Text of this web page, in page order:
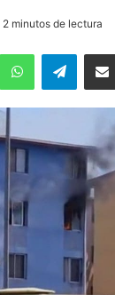
2 minutos de lectura
WhatsApp